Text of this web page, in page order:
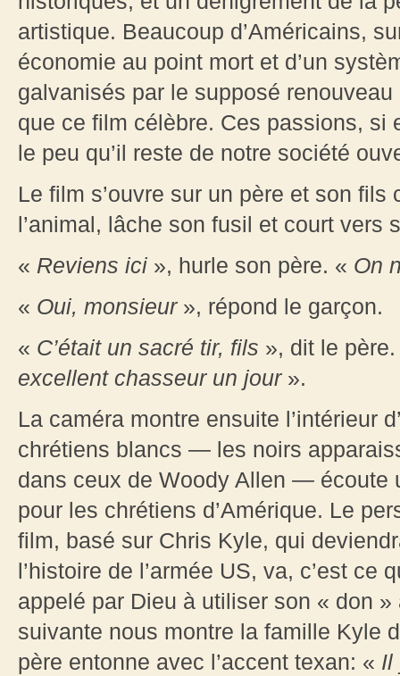
artistique. Beaucoup d’Américains,
économie au point mort et d’un
galvanisés par le supposé
que ce film célèbre. Ces passions, si
le peu qu’il reste de notre société
Le film s’ouvre sur un père et son
l’animal, lâche son fusil et court vers
« Reviens ici », hurle son père. « On
« Oui, monsieur », répond le garçon.
« C’était un sacré tir, fils », dit le
excellent chasseur un jour».
La caméra montre ensuite l’intérieur
chrétiens blancs — les noirs
dans ceux de Woody Allen — écoute
pour les chrétiens d’Amérique. Le
film, basé sur Chris Kyle, qui
l’histoire de l’armée US, va, c’est
appelé par Dieu à utiliser son « don
suivante nous montre la famille Kyle
père entonne avec l’accent texan: « Il